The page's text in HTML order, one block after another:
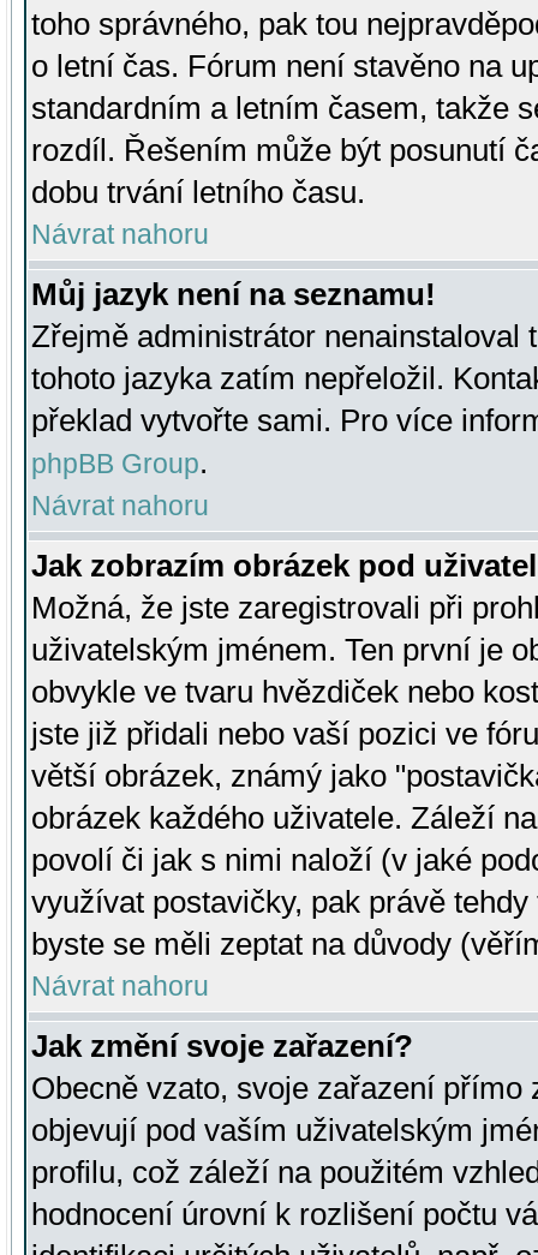
toho správného, pak tou
o letní čas. Fórum není stavěno na
standardním a letním časem, takže
rozdíl. Řešením může být posunutí
dobu trvání letního času.
Návrat nahoru
Můj jazyk není na seznamu!
Zřejmě administrátor nenainstaloval
tohoto jazyka zatím nepřeložil.
překlad vytvořte sami. Pro více
phpBB Group.
Návrat nahoru
Jak zobrazím obrázek pod
Možná, že jste zaregistrovali při
uživatelským jménem. Ten první je
obvykle ve tvaru hvězdiček nebo
jste již přidali nebo vaší pozici ve
větší obrázek, známý jako
obrázek každého uživatele. Záleží
povolí či jak s nimi naloží (v jaké
využívat postavičky, pak právě
byste se měli zeptat na důvody
Návrat nahoru
Jak změní svoje zařazení?
Obecně vzato, svoje zařazení přímo
objevují pod vaším uživatelským
profilu, což záleží na použitém
hodnocení úrovní k rozlišení počtu